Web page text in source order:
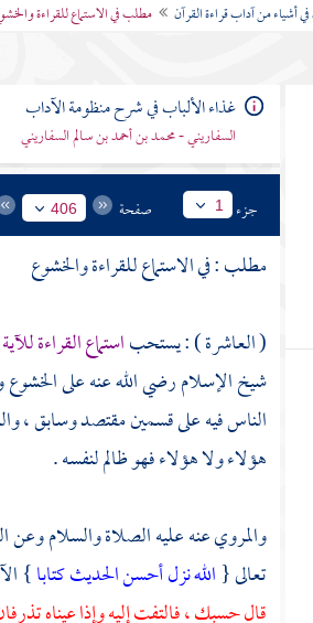
أشياء من آداب قراءة القرآن مطلب في الاستماع للقراءة
غذاء الألباب في شرح منظومة الآداب
السفاريني - محمد بن أحمد بن سالم السفاريني
جزء 1 صفحة 406
مطلب : في الاستماع للقراءة والخشوع
( العاشرة ) : يستحباستماع القراءة
شيخ الإسلامرضي الله عنه على
الناس فيه على قسمين مقتصد وسابق ،
هؤلاء ولا هؤلاء فهو ظالم لنفسه .
والمروي عنه عليه الصلاة والسلام وعن
تعالى {الله نزل أحسن الحديث كتابا}